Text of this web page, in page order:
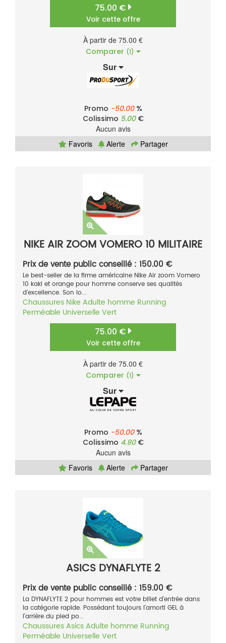
75.00 €
Voir cette offre
À partir de 75.00 €
Comparer (1)
Sur
Promo -50.00%
Colissimo 5.00€
Aucun avis
Favoris
Alerte Partager
NIKE AIR ZOOM VOMERO 10 MILITAIRE
Prix de vente public conseillé : 150.00 €
Le best-seller de la firme américaine Nike Air zoom Vomero
10 kaki et orange pour homme conserve ses qualités
d'excellence. Son lo...
Chaussures Nike Adulte homme Running
Perméable Universelle Vert
75.00 €
Voir cette offre
À partir de 75.00 €
Comparer (1)
Sur
Promo -50.00%
Colissimo 4.90€
Aucun avis
Favoris
Alerte Partager
ASICS DYNAFLYTE 2
Prix de vente public conseillé : 159.00 €
La DYNAFLYTE 2 pour hommes est votre billet d'entrée dans
la catégorie rapide. Possédant toujours l'amorti GEL à
l'arrière du pied po...
ChaussuresAsicsAdulte homme Running
Perméable Universelle Vert